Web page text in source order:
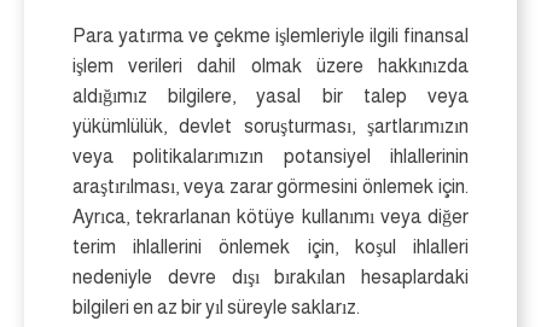
Para yatırma ve çekme işlemleriyle ilgili finansal
işlem verileri dahil olmak üzere hakkınızda
aldığımız bilgilere, yasal bir talep veya
yükümlülük, devlet soruşturması, şartlarımızın
veya politikalarımızın potansiyel ihlallerinin
araştırılması, veya zarar görmesini önlemek için.
Ayrıca, tekrarlanan kötüye kullanımı veya diğer
terim ihlallerini önlemek için, koşul ihlalleri
nedeniyle devre dışı bırakılan hesaplardaki
bilgileri en az bir yıl süreyle saklarız.